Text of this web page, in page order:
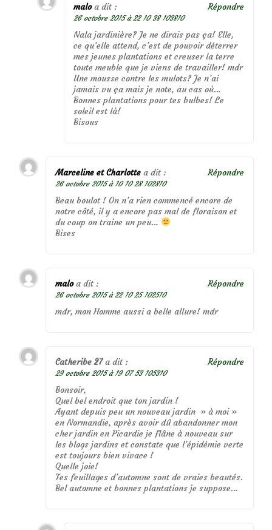
malo a dit :
26 octobre 2015 à 22 10 38 103810
Nala jardinière? Je ne dirais pas ça! Elle,
ce qu’elle attend, c’est de pouvoir déterrer
mes jeunes plantations et creuser la terre
toute meuble que je viens de travailler! mdr
Une mousse contre les mulots? Je n’ai
jamais vu ça mais je note, au cas où…
Bonnes plantations pour tes bulbes! Le
soleil est là!
Bisous
Répondre
Marceline et Charlotte a dit :
26 octobre 2015 à 10 10 28 102810
Beau boulot ! On n’a rien commencé encore de
notre côté, il y a encore pas mal de floraison et
du coup on traine un peu…
Bises
Répondre
malo a dit :
26 octobre 2015 à 22 10 25 102510
mdr, mon Homme aussi a belle allure! mdr
Répondre
Catheribe 27 a dit :
29 octobre 2015 à 19 07 53 105310
Bonsoir,
Quel bel endroit que ton jardin !
Ayant depuis peu un nouveau jardin » à moi »
en Normandie, après avoir dû abandonner mon
cher jardin en Picardie je flâne à nouveau sur
les blogs jardins et constate que l’épidémie verte
est toujours bien vivace !
Quelle joie!
Tes feuillages d’automne sont de vraies beautés.
Bel automne et bonnes plantations je suppose…
Répondre